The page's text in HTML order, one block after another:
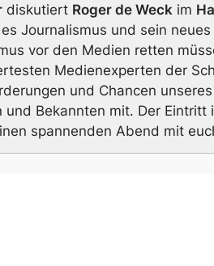
diskutiert Roger de Weck im
Journalismus und sein neues
vor den Medien retten
Medienexperten der
und Chancen
und Bekannten mit. Der
spannenden Abend mit